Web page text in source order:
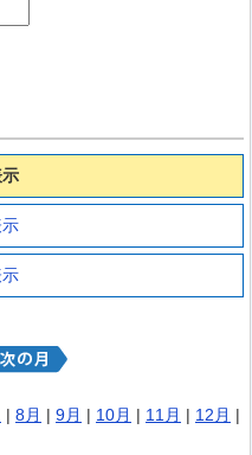
示
| 8月 | 9月 | 10月 | 11月 | 12月 |